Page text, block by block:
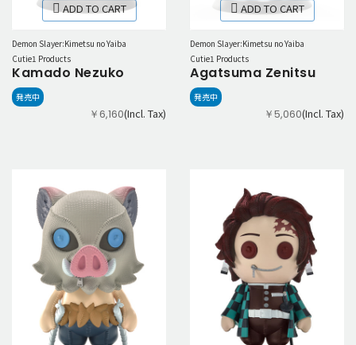
ADD TO CART
Demon Slayer:Kimetsu no Yaiba
Cutie1 Products
Kamado Nezuko
発売中
￥6,160(Incl. Tax)
ADD TO CART
Demon Slayer:Kimetsu no Yaiba
Cutie1 Products
Agatsuma Zenitsu
発売中
￥5,060(Incl. Tax)